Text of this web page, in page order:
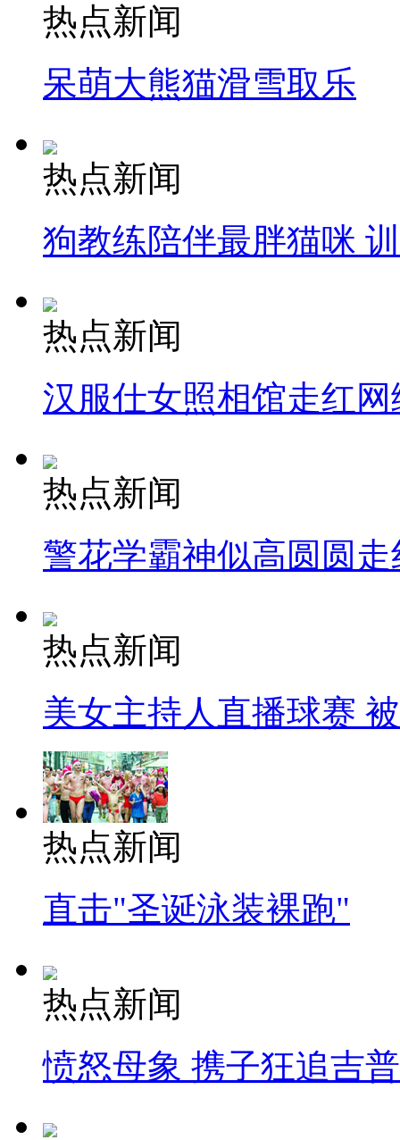
热点新闻
呆萌大熊猫滑雪取乐
热点新闻
狗教练陪伴最胖猫咪
热点新闻
汉服仕女照相馆走红网
热点新闻
警花学霸神似高圆圆走
热点新闻
美女主持人直播球赛
热点新闻
直击"圣诞泳装裸跑"
热点新闻
愤怒母象 携子狂追吉